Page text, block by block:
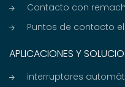
Contacto con
Puntos de contacto
APLICACIONES Y
interruptores